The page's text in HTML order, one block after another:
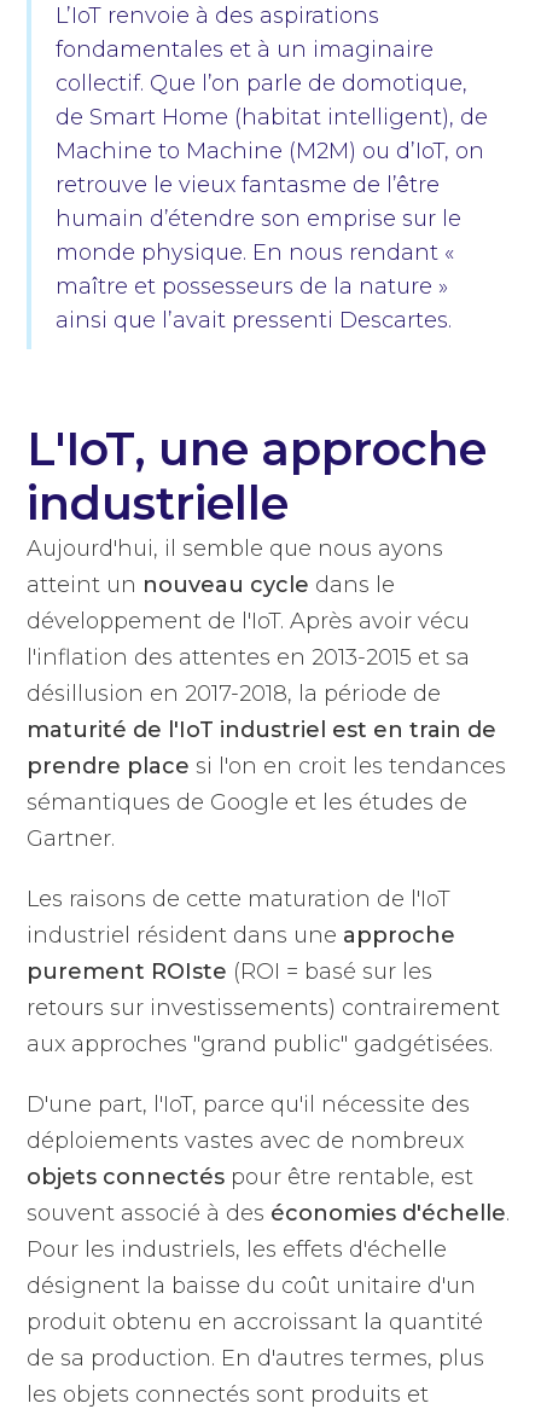
L’IoT renvoie à des aspirations
fondamentales et à un imaginaire
collectif. Que l’on parle de domotique,
de Smart Home (habitat intelligent), de
Machine to Machine (M2M) ou d’IoT, on
retrouve le vieux fantasme de l’être
humain d’étendre son emprise sur le
monde physique. En nous rendant «
maître et possesseurs de la nature »
ainsi que l’avait pressenti Descartes.
L'IoT, une approche
industrielle
Aujourd'hui, il semble que nous ayons
atteint un nouveau cycle dans le
développement de l'IoT. Après avoir vécu
l'inflation des attentes en 2013-2015 et sa
désillusion en 2017-2018, la période de
maturité de l'IoT industriel est en train de
prendre place si l'on en croit les tendances
sémantiques de Google et les études de
Gartner.
Les raisons de cette maturation de l'IoT
industriel résident dans une approche
purement ROIste (ROI = basé sur les
retours sur investissements) contrairement
aux approches "grand public" gadgétisées.
D'une part, l'IoT, parce qu'il nécessite des
déploiements vastes avec de nombreux
objets connectés pour être rentable, est
souvent associé à des économies d'échelle.
Pour les industriels, les effets d'échelle
désignent la baisse du coût unitaire d'un
produit obtenu en accroissant la quantité
de sa production. En d'autres termes, plus
les objets connectés sont produits et